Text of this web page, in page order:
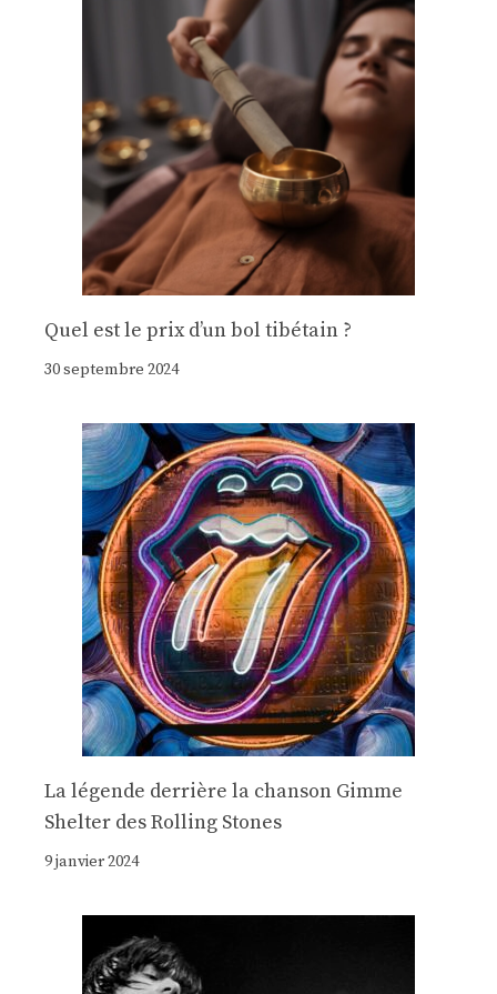
Quel est le prix d’un bol tibétain ?
30 septembre 2024
La légende derrière la chanson Gimme
Shelter des Rolling Stones
9 janvier 2024